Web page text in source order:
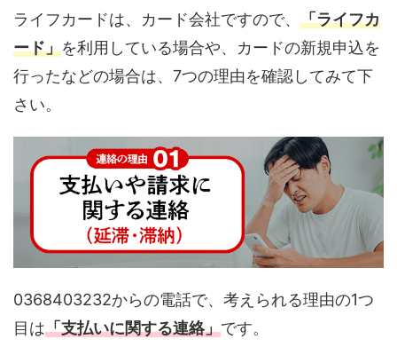
ライフカードは、カード会社ですので、 「ライフカ
ード」を利用している場合や、カードの新規申込を
行ったなどの場合は、7つの理由を確認してみて下
さい。
0368403232からの電話で、考えられる理由の1つ
目は「支払いに関する連絡」です。